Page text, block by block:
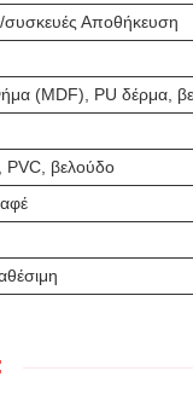
Αποθήκευση
(MDF), PU δέρμα,
βελούδο